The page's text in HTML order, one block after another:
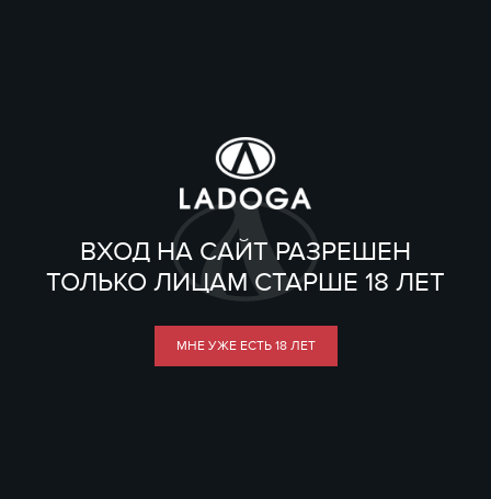
ВХОД НА САЙТ РАЗРЕШЕН
ТОЛЬКО ЛИЦАМ СТАРШЕ 18 ЛЕТ
МНЕ УЖЕ ЕСТЬ 18 ЛЕТ